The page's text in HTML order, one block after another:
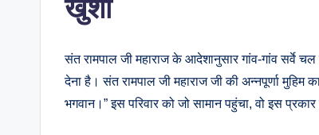
खुशी
संत रामपाल जी महाराज के आदेशानुसार गांव-गांव सर्वे
देना है। संत रामपाल जी महाराज जी की अन्नपूर्णा मुहिम
भगवान।” इस परिवार को जो सामान पहुंचा, वो इस प्रकार